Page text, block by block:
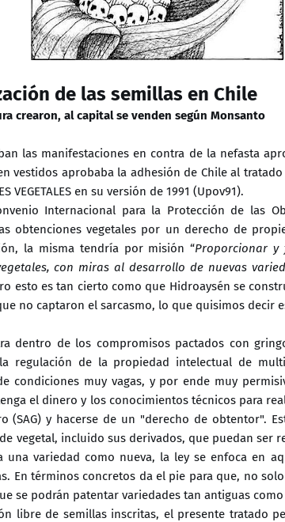
de las semillas en Chile
crearon, al capital se venden según Monsanto
las manifestaciones en contra de la nefasta
aprobaba la adhesión de Chile al tratado
VEGETALES en su versión de 1991 (Upov91).
Internacional para la Protección de las
obtenciones vegetales por un derecho de
la misma tendría por misión “Proporcionar
con miras al desarrollo de nuevas
esto es tan cierto como que Hidroaysén se
no captaron el sarcasmo, lo que quisimos decir
dentro de los compromisos pactados con
regulación de la propiedad intelectual de
condiciones muy vagas, y por ende muy
el dinero y los conocimientos técnicos para
(SAG) y hacerse de un "derecho de obtentor".
vegetal, incluido sus derivados, que puedan ser
una variedad como nueva, la ley se enfoca en
En términos concretos da el pie para que, no
se podrán patentar variedades tan antiguas
libre de semillas inscritas, el presente tratado